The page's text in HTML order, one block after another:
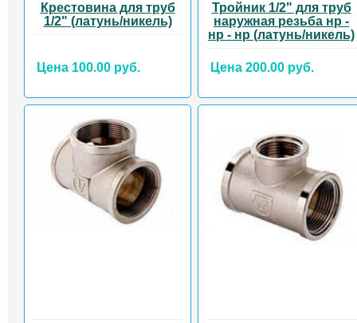
Крестовина для труб
1/2" (латунь/никель)
Цена 100.00 руб.
Тройник 1/2" для труб
наружная резьба нр -
нр - нр (латунь/никель)
Цена 200.00 руб.